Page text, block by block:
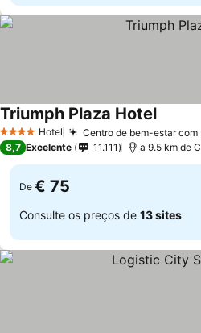
4 EstrelasHotel Centro de bem-estar com
Triumph Plaza Hotel
8,7 Excelente 11.111 a 9.5 km de
De € 75
Consulte os preços de 13 sites